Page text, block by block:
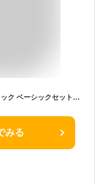
おもちゃ ふやせるアスレチックソフトブロック ベーシックセット ブロック ソフトブロック クッション 布製 玩具 大型遊具 大型 室内遊具 室内 キッズスペース キッズコーナー 子供 こども 幼児 保育園 保育用品
みる